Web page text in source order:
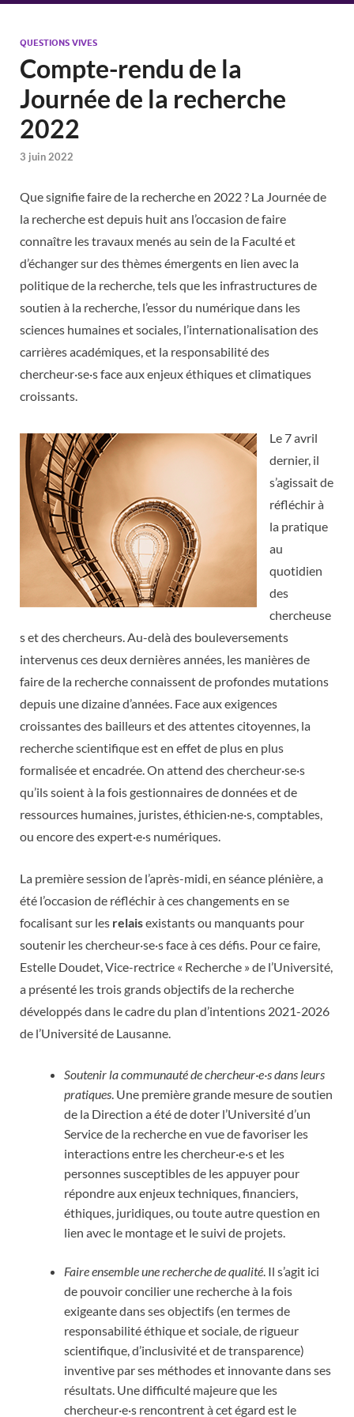
QUESTIONS VIVES
Compte-rendu de la
Journée de la recherche
2022
3 juin 2022
Que signifie faire de la recherche en 2022 ? La Journée de
la recherche est depuis huit ans l’occasion de faire
connaître les travaux menés au sein de la Faculté et
d’échanger sur des thèmes émergents en lien avec la
politique de la recherche, tels que les infrastructures de
soutien à la recherche, l’essor du numérique dans les
sciences humaines et sociales, l’internationalisation des
carrières académiques, et la responsabilité des
chercheur·se·s face aux enjeux éthiques et climatiques
croissants.
Le 7 avril
dernier, il
s’agissait de
réfléchir à
la pratique
au
quotidien
des
chercheuse
s et des chercheurs. Au-delà des bouleversements
intervenus ces deux dernières années, les manières de
faire de la recherche connaissent de profondes mutations
depuis une dizaine d’années. Face aux exigences
croissantes des bailleurs et des attentes citoyennes, la
recherche scientifique est en effet de plus en plus
formalisée et encadrée. On attend des chercheur·se·s
qu’ils soient à la fois gestionnaires de données et de
ressources humaines, juristes, éthicien·ne·s, comptables,
ou encore des expert·e·s numériques.
La première session de l’après-midi, en séance plénière, a
été l’occasion de réfléchir à ces changements en se
focalisant sur les relaisexistants ou manquants pour
soutenir les chercheur·se·s face à ces défis. Pour ce faire,
Estelle Doudet, Vice-rectrice « Recherche » de l’Université,
a présenté les trois grands objectifs de la recherche
développés dans le cadre du plan d’intentions 2021-2026
de l’Université de Lausanne.
Soutenir la communauté de chercheur·e·s dans leurs
pratiques. Une première grande mesure de soutien
de la Direction a été de doter l’Université d’un
Service de la recherche en vue de favoriser les
interactions entre les chercheur·e·s et les
personnes susceptibles de les appuyer pour
répondre aux enjeux techniques, financiers,
éthiques, juridiques, ou toute autre question en
lien avec le montage et le suivi de projets.
Faire ensemble une recherche de qualité. Il s’agit ici
de pouvoir concilier une recherche à la fois
exigeante dans ses objectifs (en termes de
responsabilité éthique et sociale, de rigueur
scientifique, d’inclusivité et de transparence)
inventive par ses méthodes et innovante dans ses
résultats. Une difficulté majeure que les
chercheur·e·s rencontrent à cet égard est le